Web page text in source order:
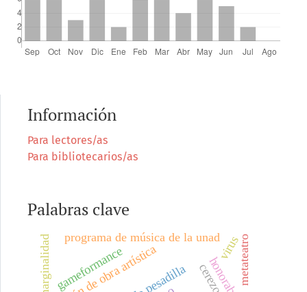
Información
Para lectores/as
Para bibliotecarios/as
Palabras clave
programa de música de la unad metateatro
gameformance virus
marginalidad